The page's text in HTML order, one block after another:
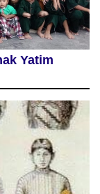
Yatim